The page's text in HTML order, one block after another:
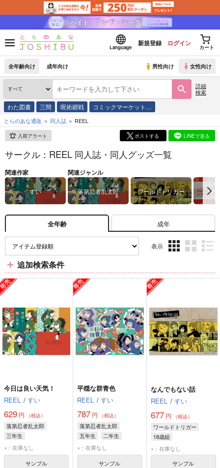
Language
新規登録 ログイン
カート
全年齢向け 成年向け 男性向け 女性向け
詳細
検索
わた図書 三間 呪術廻戦 コミックマーケット…
とらのあな通販 同人誌 REEL
入荷アラート ポストする LINEで送る
サークル：REEL 同人誌・同人グッズ一覧
関連作家
すい
関連ジャンル
落第忍者乱太郎 ワールドトリガー
全年齢 成年
表示
ム
表
ム
表
ム
表
追加検索条件
今日は良い天気！
REEL / すい
629 円 （税込）
落第忍者乱太郎
三年生
×：在庫なし
サンプル
平穏な群青色
REEL / すい
787 円 （税込）
落第忍者乱太郎
五年生
二年生
×：在庫なし
サンプル
なんでもない話
REEL / すい
677円 （税込）
ワールドトリガー
18歳組
×：在庫なし
サンプル